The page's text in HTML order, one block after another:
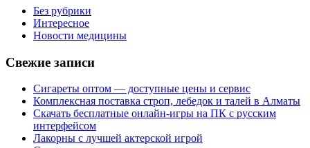
Без рубрики
Интересное
Новости медицины
Свежие записи
Сигареты оптом — доступные цены и сервис
Комплексная поставка строп, лебедок и талей в Алматы
Скачать бесплатные онлайн-игры на ПК с русским
интерфейсом
Лакорны с лучшей актерской игрой